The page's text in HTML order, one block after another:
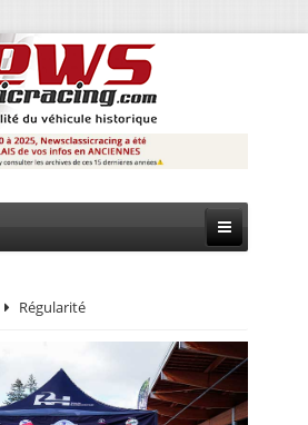
Régularité